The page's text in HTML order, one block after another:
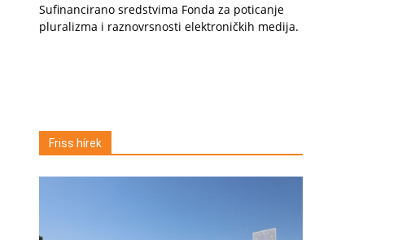
Sufinancirano sredstvima Fonda za poticanje
pluralizma i raznovrsnosti elektroničkih medija.
Friss hírek